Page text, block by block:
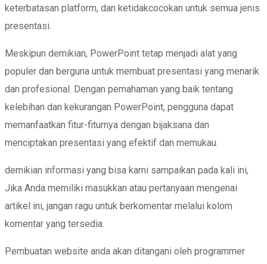
keterbatasan platform, dan ketidakcocokan untuk semua jenis
presentasi.
Meskipun demikian, PowerPoint tetap menjadi alat yang
populer dan berguna untuk membuat presentasi yang menarik
dan profesional. Dengan pemahaman yang baik tentang
kelebihan dan kekurangan PowerPoint, pengguna dapat
memanfaatkan fitur-fiturnya dengan bijaksana dan
menciptakan presentasi yang efektif dan memukau.
demikian informasi yang bisa kami sampaikan pada kali ini,
Jika Anda memiliki masukkan atau pertanyaan mengenai
artikel ini, jangan ragu untuk berkomentar melalui kolom
komentar yang tersedia.
Pembuatan website anda akan ditangani oleh programmer